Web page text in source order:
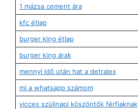
1 mázsa cement ára
kfc étlap
burger king étlap
burger king árak
mennyi idő után hat a detralex
mi a whatsapp számom
vicces szülinapi köszöntők férfiaknak